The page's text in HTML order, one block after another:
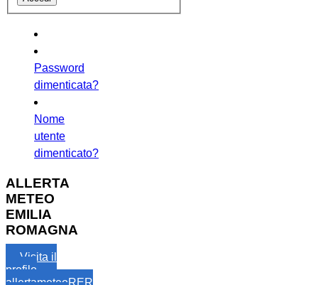
Password
dimenticata?
Nome
utente
dimenticato?
ALLERTA
METEO
EMILIA
ROMAGNA
Visita il
profilo